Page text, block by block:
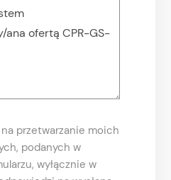
przetwarzanie moich
podanych w
wyłącznie w